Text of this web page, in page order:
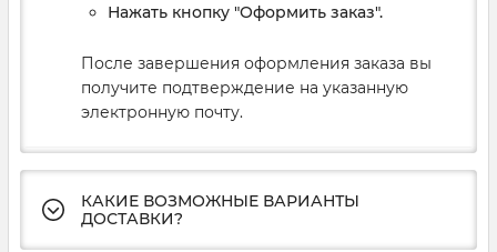
Нажать кнопку "Оформить заказ".
После завершения оформления заказа вы
получите подтверждение на указанную
электронную почту.
КАКИЕ ВОЗМОЖНЫЕ ВАРИАНТЫ
ДОСТАВКИ?